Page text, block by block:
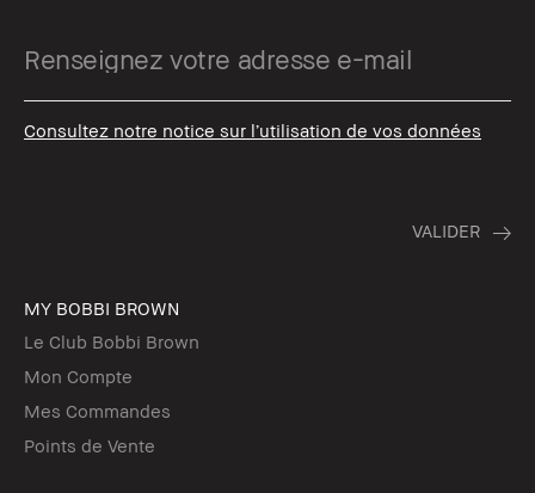
Consultez notre notice sur l’utilisation de vos données
MY BOBBI BROWN
Le Club Bobbi Brown
Mon Compte
Mes Commandes
Points de Vente